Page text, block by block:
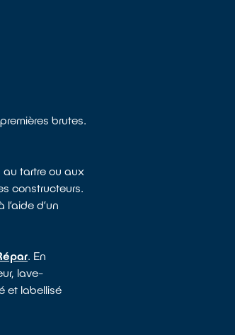
brutes.
au tartre ou aux
constructeurs.
d’un
. En
lave-
et labellisé